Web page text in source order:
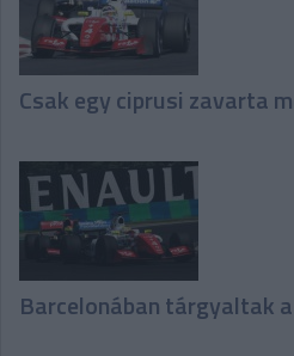
Csak egy ciprusi zavarta
Barcelonában tárgyaltak